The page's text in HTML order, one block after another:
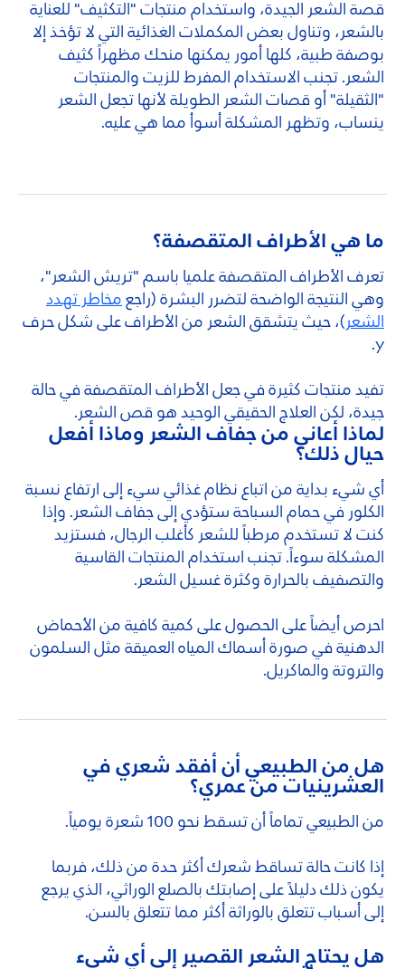
قصة الشعر الجيدة، واستخدام منتجات "التكثيف" للعناية
بالشعر، وتناول بعض المكملات الغذائية التي لا تؤخذ إلا
بوصفة طبية، كلها أمور يمكنها منحك مظهراً كثيف
الشعر. تجنب الاستخدام المفرط للزيت والمنتجات
"الثقيلة" أو قصات الشعر الطويلة لأنها تجعل الشعر
ينساب، وتظهر المشكلة أسوأ مما هي عليه.
ما هي الأطراف المتقصفة؟
تعرف الأطراف المتقصفة علميا باسم "تريش الشعر"،
وهي النتيجة الواضحة لتضرر البشرة (راجع مخاطر تهدد
الشعر )، حيث يتشقق الشعر من الأطراف على شكل حرف
y.
تفيد منتجات كثيرة في جعل الأطراف المتقصفة في حالة
جيدة، لكن العلاج الحقيقي الوحيد هو قص الشعر.
لماذا أعاني من جفاف الشعر وماذا أفعل
حيال ذلك؟
أي شيء بداية من اتباع نظام غذائي سيء إلى ارتفاع نسبة
الكلور في حمام السباحة ستؤدي إلى جفاف الشعر. وإذا
كنت لا تستخدم مرطباً للشعر كأغلب الرجال، فستزيد
المشكلة سوءاً. تجنب استخدام المنتجات القاسية
والتصفيف بالحرارة وكثرة غسيل الشعر.
احرص أيضاً على الحصول على كمية كافية من الأحماض
الدهنية في صورة أسماك المياه العميقة مثل السلمون
والتروتة والماكريل.
هل من الطبيعي أن أفقد شعري في
العشرينيات من عمري؟
من الطبيعي تماماً أن تسقط نحو 100 شعرة يومياً.
إذا كانت حالة تساقط شعرك أكثر حدة من ذلك، فربما
يكون ذلك دليلاً على إصابتك بالصلع الوراثي، الذي يرجع
إلى أسباب تتعلق بالوراثة أكثر مما تتعلق بالسن.
هل يحتاج الشعر القصير إلى أي شيء